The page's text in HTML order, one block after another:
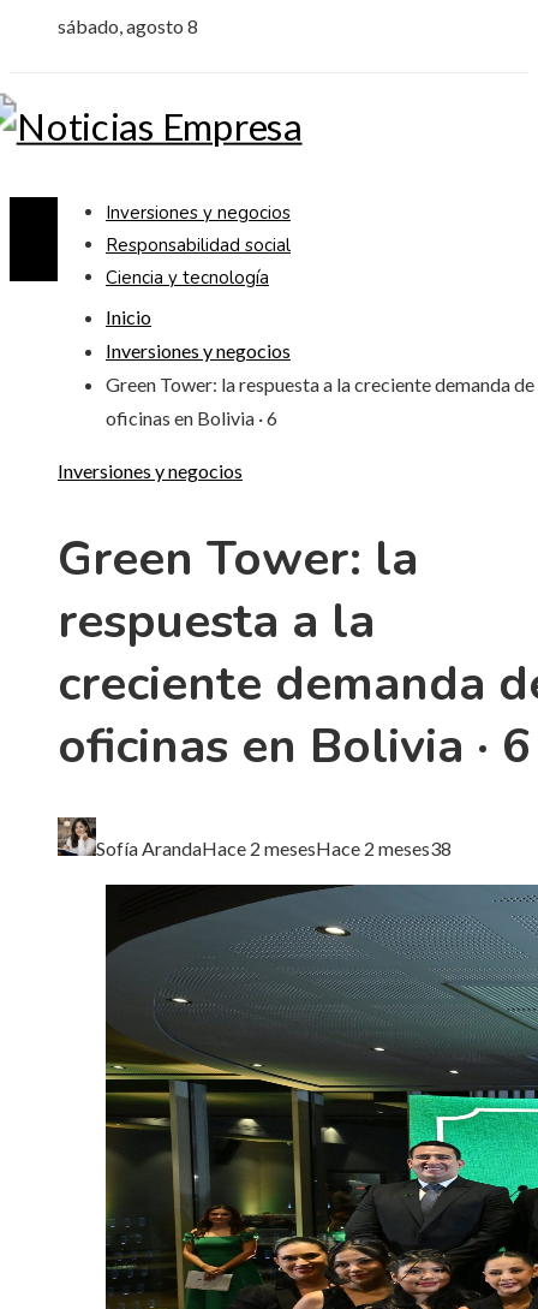
sábado, agosto 8
Inversiones y negocios
Responsabilidad social
Ciencia y tecnología
Inicio
Inversiones y negocios
Green Tower: la respuesta a la creciente demanda de
oficinas en Bolivia · 6
Inversiones y negocios
Green Tower: la
respuesta a la
creciente demanda
oficinas en Bolivia · 6
Sofía ArandaHace 2 mesesHace 2 meses38